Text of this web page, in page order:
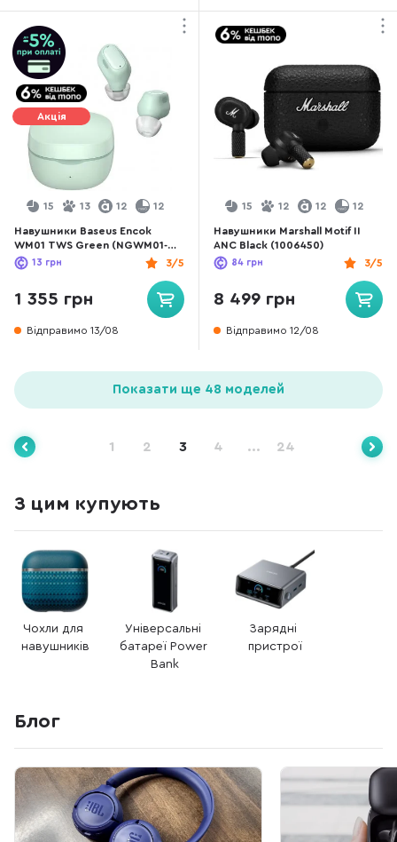
Акція
15 13 12 12
Навушники Baseus Encok
WM01 TWS Green (NGWM01-
06)
3/5
13 грн
1 355 грн
Відправимо 13/08
15 12 12 12
Навушники Marshall Motif II
ANC Black (1006450)
3/5
84 грн
8 499 грн
Відправимо 12/08
Показати ще 48 моделей
1 2 3 4 ... 24
З цим купують
Чохли для
навушників
Універсальні
батареї Power
Bank
Зарядні
пристрої
Блог